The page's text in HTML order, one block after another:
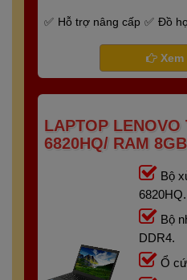
Hỗ trợ nâng cấp
Đồ
Bảo hành 6
Xem
LAPTOP LENOVO
6820HQ/ RAM
Bộ
6820HQ.
Bộ
DDR4.
Ổ